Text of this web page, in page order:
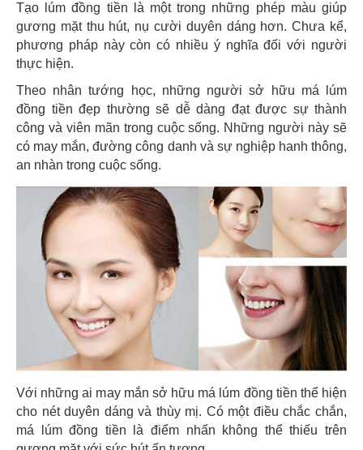
Tạo lúm đồng tiền là một trong những phép màu giúp
gương mặt thu hút, nụ cười duyên dáng hơn. Chưa kể,
phương pháp này còn có nhiều ý nghĩa đối với người
thực hiện.
Theo nhân tướng học, những người sở hữu má lúm
đồng tiền đẹp thường sẽ dễ dàng đạt được sự thành
công và viên mãn trong cuộc sống. Những người này sẽ
có may mắn, đường công danh và sự nghiệp hanh thông,
an nhàn trong cuộc sống.
Với những ai may mắn sở hữu má lúm đồng tiền thể hiện
cho nét duyên dáng và thùy mị. Có một điều chắc chắn,
má lúm đồng tiền là điểm nhấn không thể thiếu trên